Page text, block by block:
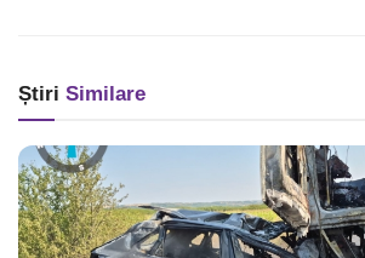
Știri Similare